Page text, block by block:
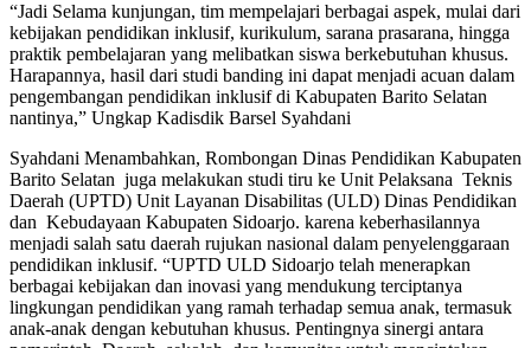
“Jadi Selama kunjungan, tim mempelajari berbagai aspek, mulai dari
kebijakan pendidikan inklusif, kurikulum, sarana prasarana, hingga
praktik pembelajaran yang melibatkan siswa berkebutuhan khusus.
Harapannya, hasil dari studi banding ini dapat menjadi acuan dalam
pengembangan pendidikan inklusif di Kabupaten Barito Selatan
nantinya,” Ungkap Kadisdik Barsel Syahdani
Syahdani Menambahkan, Rombongan Dinas Pendidikan Kabupaten
Barito Selatan juga melakukan studi tiru ke Unit Pelaksana Teknis
Daerah (UPTD) Unit Layanan Disabilitas (ULD) Dinas Pendidikan
dan Kebudayaan Kabupaten Sidoarjo. karena keberhasilannya
menjadi salah satu daerah rujukan nasional dalam penyelenggaraan
pendidikan inklusif. “UPTD ULD Sidoarjo telah menerapkan
berbagai kebijakan dan inovasi yang mendukung terciptanya
lingkungan pendidikan yang ramah terhadap semua anak, termasuk
anak-anak dengan kebutuhan khusus. Pentingnya sinergi antara